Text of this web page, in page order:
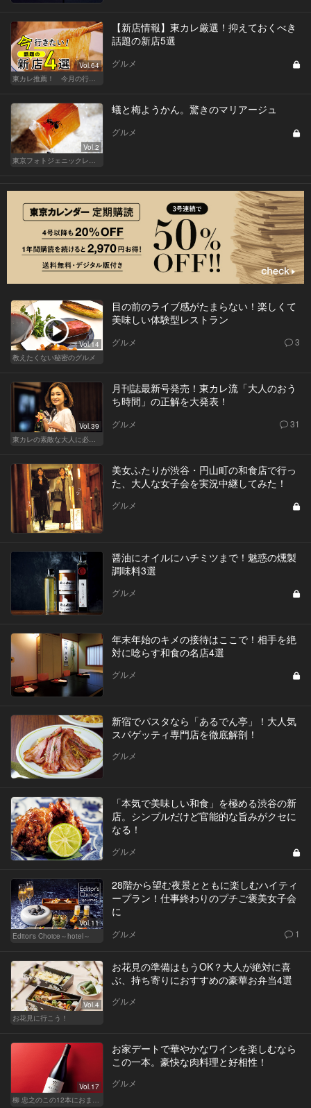
Vol.64
東カレ推薦！ 今月の行くべき店
【新店情報】東カレ厳選！抑えておくべき
話題の新店5選
グルメ
Vol.2
東京フォトジェニックレストラン
蟻と梅ようかん。驚きのマリアージュ
グルメ
Vol.14
教えたくない秘密のグルメ
目の前のライブ感がたまらない！楽しくて
美味しい体験型レストラン
グルメ 3
Vol.39
東カレの素敵な大人に必要なこと
月刊誌最新号発売！東カレ流「大人のおう
ち時間」の正解を大発表！
グルメ 31
美女ふたりが渋谷・円山町の和食店で行っ
た、大人な女子会を実況中継してみた！
グルメ
醤油にオイルにハチミツまで！魅惑の燻製
調味料3選
グルメ
年末年始のキメの接待はここで！相手を絶
対に唸らす和食の名店4選
グルメ
新宿でパスタなら「あるでん亭」！大人気
スパゲッティ専門店を徹底解剖！
グルメ
「本気で美味しい和食」を極める渋谷の新
店。シンプルだけど官能的な旨みがクセに
なる！
グルメ
Vol.11
Editor's Choice～hotel～
28階から望む夜景とともに楽しむハイティ
ープラン！仕事終わりのプチご褒美女子会
に
グルメ 1
Vol.4
お花見に行こう！
お花見の準備はもうOK？大人が絶対に喜
ぶ、持ち寄りにおすすめの豪華お弁当4選
グルメ
Vol.17
お家デートで華やかなワインを楽しむなら
この一本。豪快な肉料理と好相性！
グルメ